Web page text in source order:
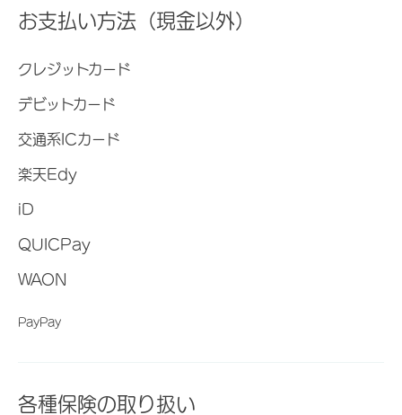
お支払い方法（現金以外）
クレジットカード
デビットカード
交通系ICカード
楽天Edy
iD
QUICPay
WAON
PayPay
各種保険の取り扱い